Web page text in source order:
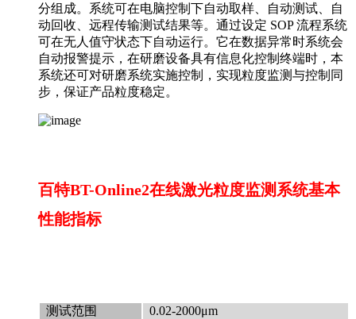
分组成。系统可在电脑控制下自动取样、自动测试、自
动回收、远程传输测试结果等。通过设定 SOP 流程系统
可在无人值守状态下自动运行。它在数据异常时系统会
自动报警提示，在研磨设备具有信息化控制终端时，本
系统还可对研磨系统实施控制，实现粒度监测与控制同
步，保证产品粒度稳定。
百特BT-Online2在线激光粒度监测系统基本
性能指标
测试范围
0.02-2000μm